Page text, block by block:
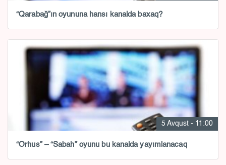
“Qarabağ”ın oyununa hansı kanalda baxaq?
5 Avqust - 11:00
“Orhus” – “Sabah” oyunu bu kanalda yayımlanacaq